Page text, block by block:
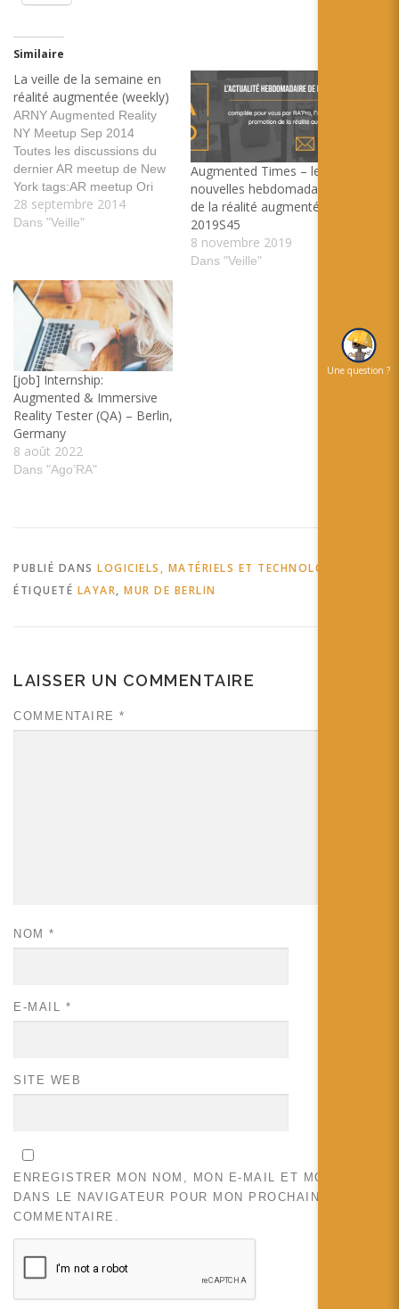
Similaire
La veille de la semaine en
réalité augmentée (weekly)
ARNY Augmented Reality
NY Meetup Sep 2014
Toutes les discussions du
dernier AR meetup de New
York tags:AR meetup Ori
Inbar NewYork
SmartEyeglass de Sony, les
lancement de ces lunettes,
les SmartEyeglass
tags:SmartEyeglass sony
glass…
28 septembre 2014
Dans "Veille"
Augmented Times – les
nouvelles hebdomadaires
de la réalité augmentée –
2019S45
8 novembre 2019
Dans "Veille"
[job] Internship:
Augmented & Immersive
Reality Tester (QA) – Berlin,
Germany
8 août 2022
Dans "Ago’RA"
PUBLIÉ DANS LOGICIELS, MATÉRIELS ET TECHNOLOGIES
ÉTIQUETÉ LAYAR, MUR DE BERLIN
LAISSER UN COMMENTAIRE
COMMENTAIRE *
NOM *
E-MAIL *
SITE WEB
ENREGISTRER MON NOM, MON E-MAIL ET MON SITE
DANS LE NAVIGATEUR POUR MON PROCHAIN
COMMENTAIRE.
Une question ?